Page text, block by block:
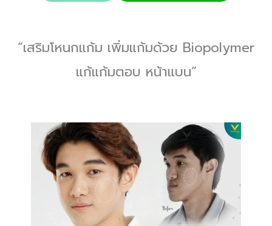
“เสริมโหนกแก้ม เพิ่มแก้มด้วย Biopolymer
แก้แก้มตอบ หน้าแบน”